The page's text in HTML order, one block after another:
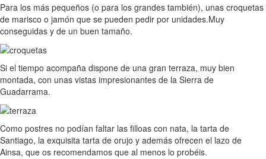
Para los más pequeños (o para los grandes también), unas croquetas
de marisco o jamón que se pueden pedir por unidades.Muy
conseguidas y de un buen tamaño.
Si el tiempo acompaña dispone de una gran terraza, muy bien
montada, con unas vistas impresionantes de la Sierra de
Guadarrama.
Como postres no podían faltar las filloas con nata, la tarta de
Santiago, la exquisita tarta de orujo y además ofrecen el lazo de
Ainsa, que os recomendamos que al menos lo probéis.